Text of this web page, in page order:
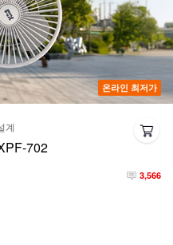
온라인 최저가
계
702
3,566